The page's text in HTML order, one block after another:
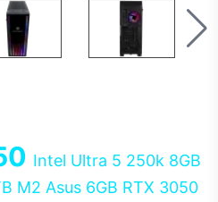
Intel Ultra 5 250k 8GB
M2 Asus 6GB RTX 3050